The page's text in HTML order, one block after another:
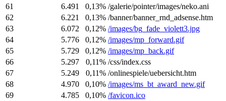
61
6.491 0,13% /galerie/pointer/images/neko.ani
62
6.221 0,13% /banner/banner_rnd_adsense.htm
63
6.072 0,12% /images/bg_fade_violett3.jpg
64
5.776 0,12% /images/mp_forward.gif
65
5.729 0,12% /images/mp_back.gif
66
5.297 0,11% /css/index.css
67
5.249 0,11% /onlinespiele/uebersicht.htm
68
4.970 0,10% /images/ms_bt_award_new.gif
69
4.785 0,10% /favicon.ico